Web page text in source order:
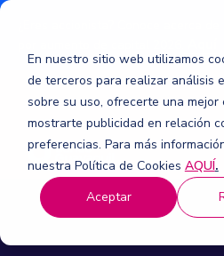
En nuestro sitio web utilizamos
de terceros para realizar análisis
sobre su uso, ofrecerte una mejor
mostrarte publicidad en relación
preferencias. Para más
nuestra Política de Cookies AQUÍ.
Aceptar
¿Eres accionista? Conoce acerca